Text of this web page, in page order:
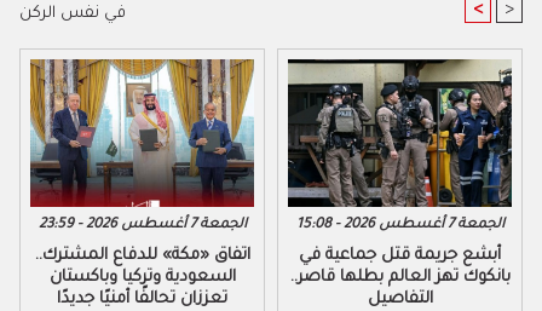
في نفس الركن < >
الجمعة 7 أغسطس 2026 - 23:59
اتفاق «مكة» للدفاع المشترك..
السعودية وتركيا وباكستان
تعززان تحالفًا أمنيًا جديدًا
الجمعة 7 أغسطس 2026 - 15:08
أبشع جريمة قتل جماعية في
بانكوك تهز العالم بطلها قاصر..
التفاصيل